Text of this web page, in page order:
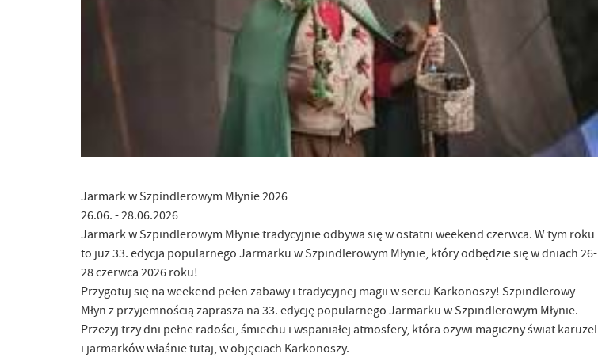
Jarmark w Szpindlerowym Młynie 2026
26.06. - 28.06.2026
Jarmark w Szpindlerowym Młynie tradycyjnie odbywa się w ostatni weekend czerwca. W tym roku
to już 33. edycja popularnego Jarmarku w Szpindlerowym Młynie, który odbędzie się w dniach 26-
28 czerwca 2026 roku!
Przygotuj się na weekend pełen zabawy i tradycyjnej magii w sercu Karkonoszy! Szpindlerowy
Młyn z przyjemnością zaprasza na 33. edycję popularnego Jarmarku w Szpindlerowym Młynie.
Przeżyj trzy dni pełne radości, śmiechu i wspaniałej atmosfery, która ożywi magiczny świat karuzel
i jarmarków właśnie tutaj, w objęciach Karkonoszy.